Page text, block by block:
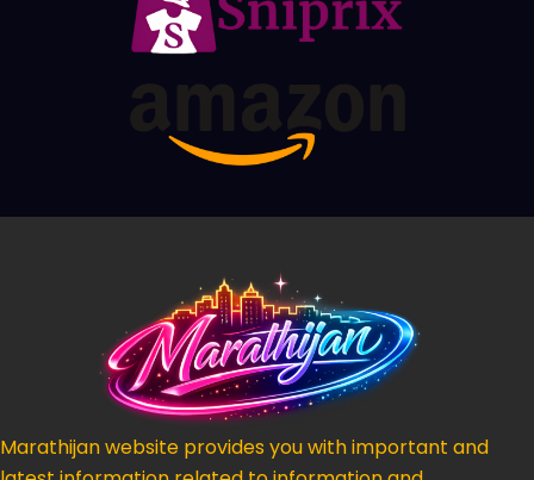
Marathijan website provides you with important and